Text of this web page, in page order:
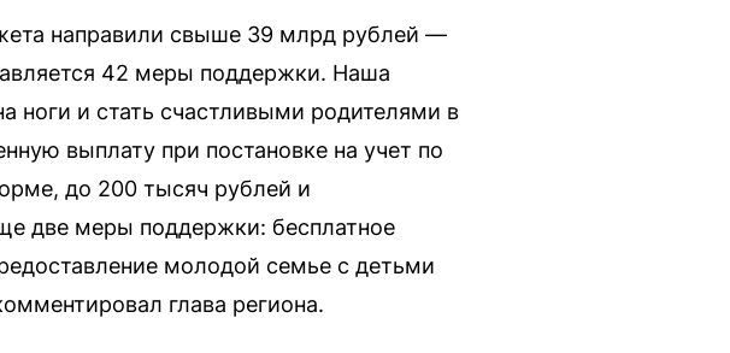
направили свыше 39 млрд рублей —
42 меры поддержки. Наша
и стать счастливыми родителями в
выплату при постановке на учет по
до 200 тысяч рублей и
две меры поддержки: бесплатное
молодой семье с детьми
глава региона.